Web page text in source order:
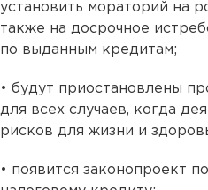
установить мораторий на
также на досрочное
по выданным кредитам;
• будут приостановлены
для всех случаев, когда
рисков для жизни и
• появится законопроект